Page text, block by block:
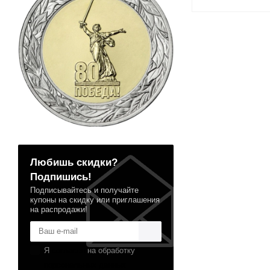
Любишь скидки?
Подпишись!
Подписывайтесь и получайте
купоны на скидку или приглашения
на распродажи!
Я
на обработку